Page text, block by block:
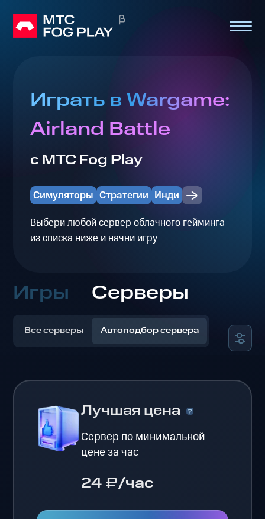
Играть в Wargame:
Airland Battle
с МТС Fog Play
Симуляторы Стратегии Инди
Выбери любой сервер облачного гейминга
из списка ниже и начни игру
Игры Серверы
Все серверы Автоподбор сервера
Лучшая цена
Сервер по минимальной
цене за час
24 ₽/час